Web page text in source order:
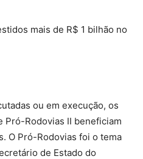
mais de R$ 1 bilhão no
ou em execução, os
Pró-Rodovias II beneficiam
O Pró-Rodovias foi o tema
de Estado do